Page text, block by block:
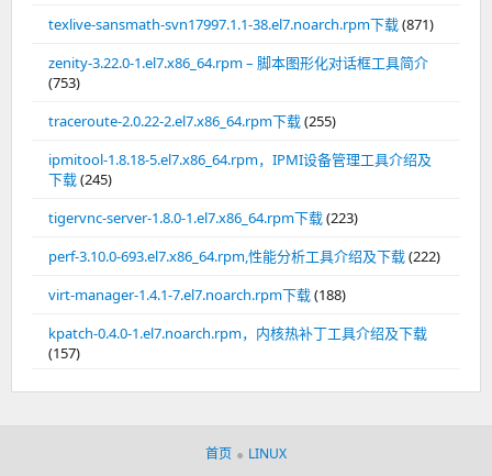
texlive-sansmath-svn17997.1.1-38.el7.noarch.rpm下载(871)
zenity-3.22.0-1.el7.x86_64.rpm – 脚本图形化对话框工具简介
(753)
traceroute-2.0.22-2.el7.x86_64.rpm下载(255)
ipmitool-1.8.18-5.el7.x86_64.rpm，IPMI设备管理工具介绍及
下载(245)
tigervnc-server-1.8.0-1.el7.x86_64.rpm下载(223)
perf-3.10.0-693.el7.x86_64.rpm,性能分析工具介绍及下载(222)
virt-manager-1.4.1-7.el7.noarch.rpm下载(188)
kpatch-0.4.0-1.el7.noarch.rpm，内核热补丁工具介绍及下载
(157)
首页 LINUX